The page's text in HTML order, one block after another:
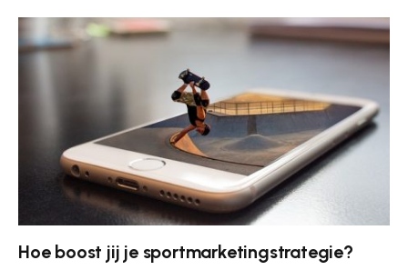
Hoe boost jij je sportmarketingstrategie?